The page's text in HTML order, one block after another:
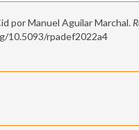
por Manuel Aguilar Marchal.
10.5093/rpadef2022a4